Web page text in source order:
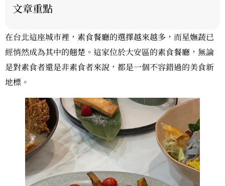
文章重點
在台北這座城市裡，素食餐廳的選擇越來越多，而星嫵蔬已
經悄然成為其中的翹楚。這家位於大安區的素食餐廳，無論
是對素食者還是非素食者來說，都是一個不容錯過的美食新
地標。